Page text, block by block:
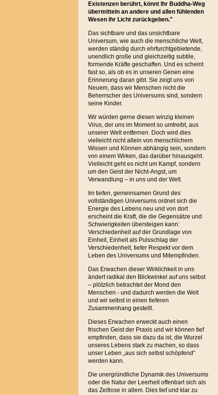
Existenzen berührt, könnt Ihr Buddha-Weg
übermitteln an andere und allen fühlenden
Wesen ihr Licht zurückgeben."
Das sichtbare und das unsichtbare
Universum, wie auch die menschliche Welt,
werden ständig durch ehrfurchtgebietende,
unendlich große und gleichzeitig subtile,
formende Kräfte geschaffen. Und es scheint
fast so, als ob es in unseren Genen eine
Erinnerung daran gibt. Sie zeigt uns von
Neuem, dass wir Menschen nicht die
Beherrscher des Universums sind, sondern
seine Kinder.
Wir würden gerne diesen winzig kleinen
Virus, der uns im Moment so umtreibt, aus
unserer Welt entfernen. Doch wird dies
vielleicht nicht allein von menschlichem
Wissen und Können abhängig sein, sondern
von einem Wirken, das darüber hinausgeht.
Vielleicht geht es nicht um Kampf, sondern
um den Geist der Nicht-Angst, um
Verwandlung – in uns und der Welt.
Im tiefen, gemeinsamen Grund des
vollständigen Universums ordnet sich die
Energie des Lebens neu und von dort
erscheint die Kraft, die die Gegensätze und
Schwierigkeiten übersteigen kann:
Verschiedenheit auf der Grundlage von
Einheit, Einheit als Pulsschlag der
Verschiedenheit, tiefer Respekt vor dem
Leben des Universums und Mitempfinden.
Das Erwachen dieser Wirklichkeit in uns
ändert radikal den Blickwinkel auf uns selbst
– plötzlich betrachtet der Mond den
Menschen - und dadurch werden die Welt
und wir selbst in einen tieferen
Zusammenhang gestellt.
Dieses Erwachen erweckt auch einen
frischen Geist der Praxis und wir können tief
empfinden, dass sie dazu da ist, die Wurzel
unseres Lebens stark zu machen, so dass
unser Leben „aus sich selbst schöpfend“
werden kann.
Die unergründliche Dynamik des Universums
oder die Natur der Leerheit offenbart sich als
das Zeitlose in allem. Dies tief und klar zu